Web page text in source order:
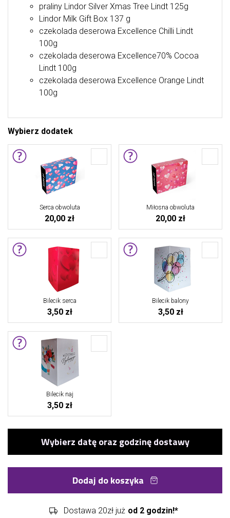
praliny Lindor Silver Xmas Tree Lindt 125g
Lindor Milk Gift Box 137 g
czekolada deserowa Excellence Chilli Lindt
100g
czekolada deserowa Excellence70% Cocoa
Lindt 100g
czekolada deserowa Excellence Orange Lindt
100g
Wybierz dodatek
Serca obwoluta
20,00 zł
Miłosna obwoluta
20,00 zł
Bilecik serca
3,50 zł
Bilecik balony
3,50 zł
Bilecik naj
3,50 zł
Dodaj do koszyka
Dostawa 20zł już od 2 godzin!*